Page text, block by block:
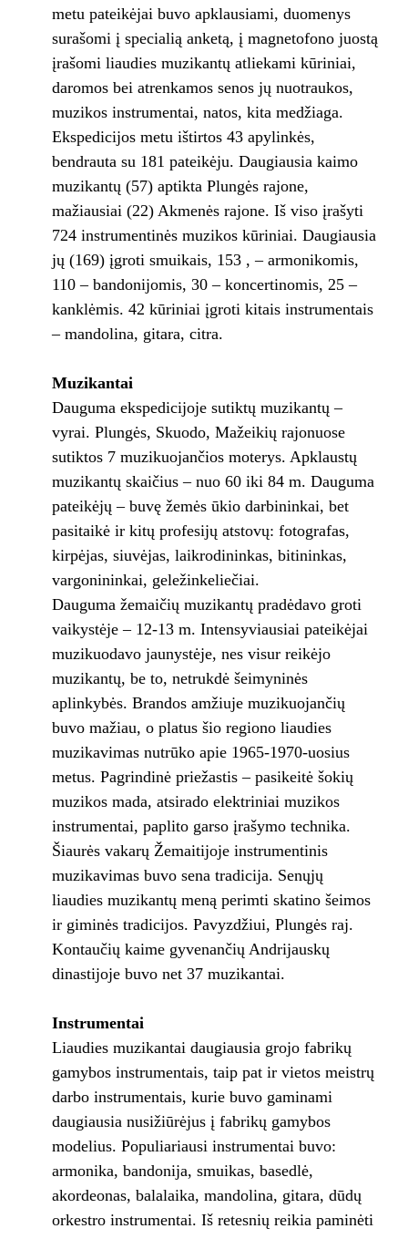
metu pateikėjai buvo apklausiami, duomenys
surašomi į specialią anketą, į magnetofono juostą
įrašomi liaudies muzikantų atliekami kūriniai,
daromos bei atrenkamos senos jų nuotraukos,
muzikos instrumentai, natos, kita medžiaga.
Ekspedicijos metu ištirtos 43 apylinkės,
bendrauta su 181 pateikėju. Daugiausia kaimo
muzikantų (57) aptikta Plungės rajone,
mažiausiai (22) Akmenės rajone. Iš viso įrašyti
724 instrumentinės muzikos kūriniai. Daugiausia
jų (169) įgroti smuikais, 153 , – armonikomis,
110 – bandonijomis, 30 – koncertinomis, 25 –
kanklėmis. 42 kūriniai įgroti kitais instrumentais
– mandolina, gitara, citra.
Muzikantai
Dauguma ekspedicijoje sutiktų muzikantų –
vyrai. Plungės, Skuodo, Mažeikių rajonuose
sutiktos 7 muzikuojančios moterys. Apklaustų
muzikantų skaičius – nuo 60 iki 84 m. Dauguma
pateikėjų – buvę žemės ūkio darbininkai, bet
pasitaikė ir kitų profesijų atstovų: fotografas,
kirpėjas, siuvėjas, laikrodininkas, bitininkas,
vargonininkai, geležinkeliečiai.
Dauguma žemaičių muzikantų pradėdavo groti
vaikystėje – 12-13 m. Intensyviausiai pateikėjai
muzikuodavo jaunystėje, nes visur reikėjo
muzikantų, be to, netrukdė šeimyninės
aplinkybės. Brandos amžiuje muzikuojančių
buvo mažiau, o platus šio regiono liaudies
muzikavimas nutrūko apie 1965-1970-uosius
metus. Pagrindinė priežastis – pasikeitė šokių
muzikos mada, atsirado elektriniai muzikos
instrumentai, paplito garso įrašymo technika.
Šiaurės vakarų Žemaitijoje instrumentinis
muzikavimas buvo sena tradicija. Senųjų
liaudies muzikantų meną perimti skatino šeimos
ir giminės tradicijos. Pavyzdžiui, Plungės raj.
Kontaučių kaime gyvenančių Andrijauskų
dinastijoje buvo net 37 muzikantai.
Instrumentai
Liaudies muzikantai daugiausia grojo fabrikų
gamybos instrumentais, taip pat ir vietos meistrų
darbo instrumentais, kurie buvo gaminami
daugiausia nusižiūrėjus į fabrikų gamybos
modelius. Populiariausi instrumentai buvo:
armonika, bandonija, smuikas, basedlė,
akordeonas, balalaika, mandolina, gitara, dūdų
orkestro instrumentai. Iš retesnių reikia paminėti